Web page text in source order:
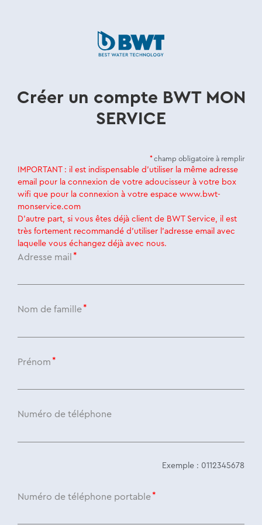
Créer un compte BWT MON
SERVICE
champ obligatoire à remplir
IMPORTANT : il est indispensable d’utiliser la même adresse
email pour la connexion de votre adoucisseur à votre box
wifi que pour la connexion à votre espace www.bwt-
monservice.com
D’autre part, si vous êtes déjà client de BWT Service, il est
très fortement recommandé d’utiliser l’adresse email avec
laquelle vous échangez déjà avec nous.
Adresse mail
Nom de famille
Prénom
Numéro de téléphone
Exemple : 0112345678
Numéro de téléphone portable